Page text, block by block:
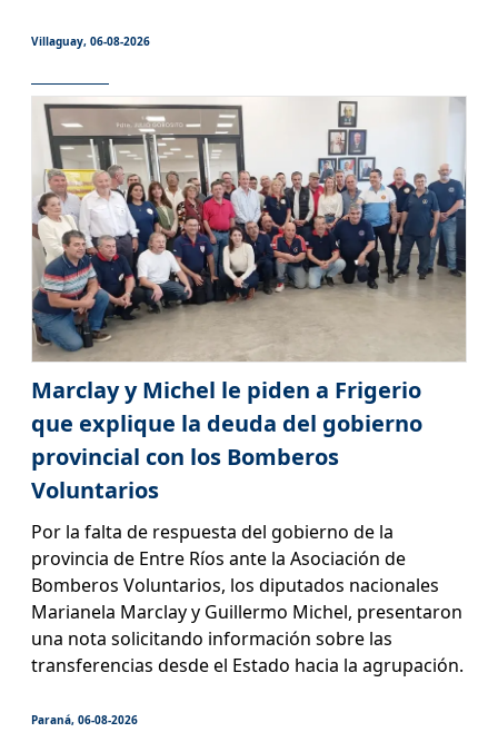
Villaguay, 06-08-2026
Marclay y Michel le piden a Frigerio
que explique la deuda del gobierno
provincial con los Bomberos
Voluntarios
Por la falta de respuesta del gobierno de la
provincia de Entre Ríos ante la Asociación de
Bomberos Voluntarios, los diputados nacionales
Marianela Marclay y Guillermo Michel, presentaron
una nota solicitando información sobre las
transferencias desde el Estado hacia la agrupación.
Paraná, 06-08-2026